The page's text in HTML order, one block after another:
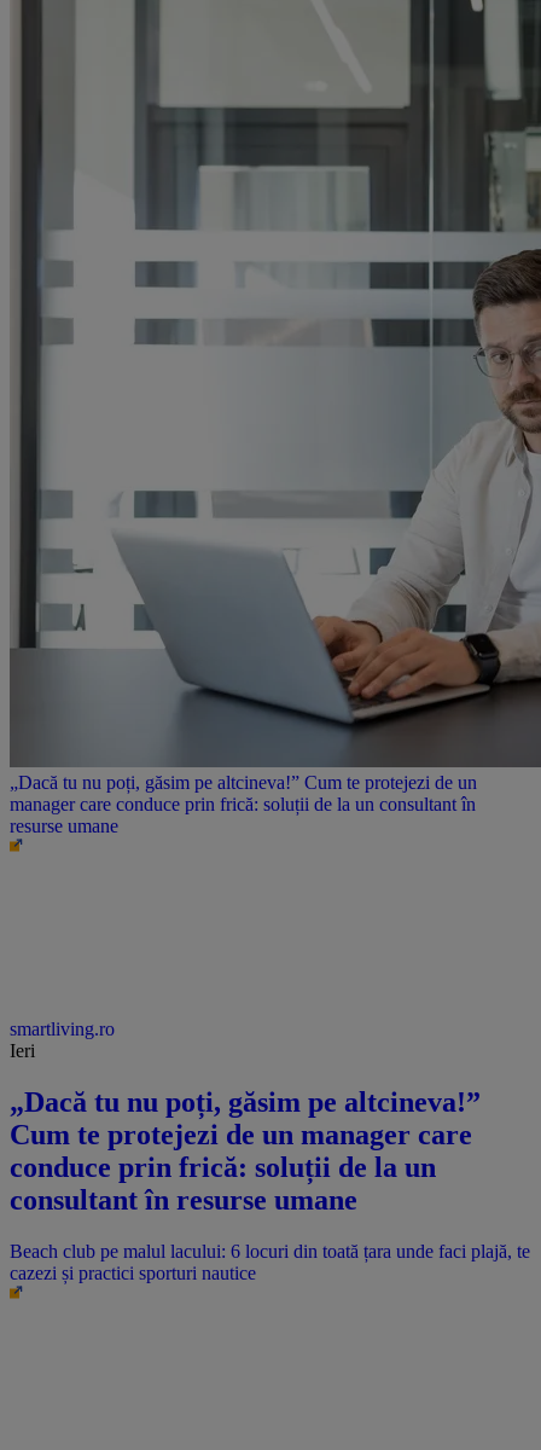
„Dacă tu nu poți, găsim pe altcineva!” Cum te protejezi de un
manager care conduce prin frică: soluții de la un consultant în
resurse umane
smartliving.ro
Ieri
„Dacă tu nu poți, găsim pe altcineva!”
Cum te protejezi de un manager care
conduce prin frică: soluții de la un
consultant în resurse umane
Beach club pe malul lacului: 6 locuri din toată țara unde faci plajă, te
cazezi și practici sporturi nautice